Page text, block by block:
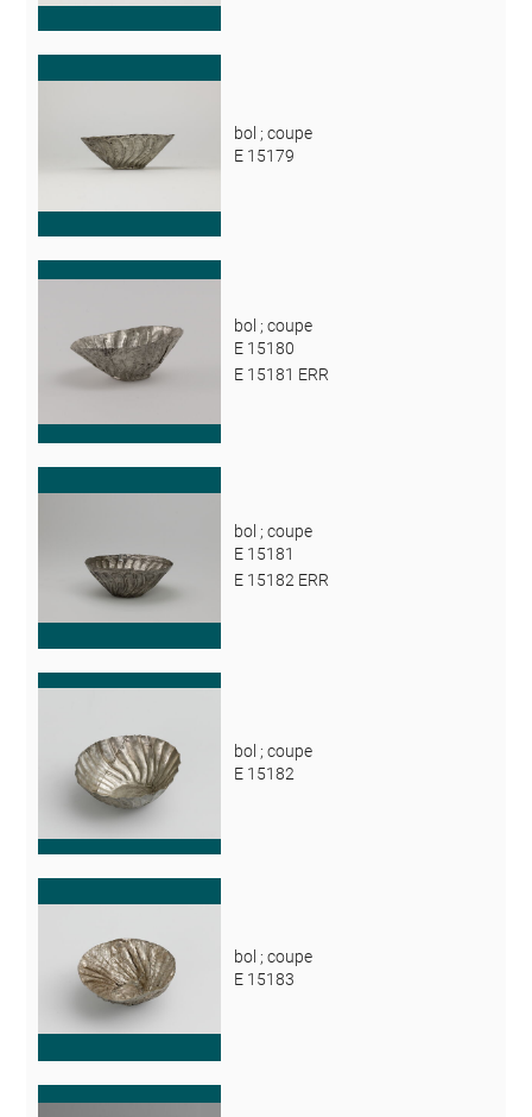
bol ; coupe
E 15179
bol ; coupe
E 15180
E 15181 ERR
bol ; coupe
E 15181
E 15182 ERR
bol ; coupe
E 15182
bol ; coupe
E 15183